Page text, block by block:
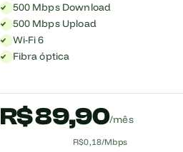
500 Mbps Download
500 Mbps Upload
Wi-Fi 6
Fibra óptica
R$ 89,90/mês
R$0,18/Mbps